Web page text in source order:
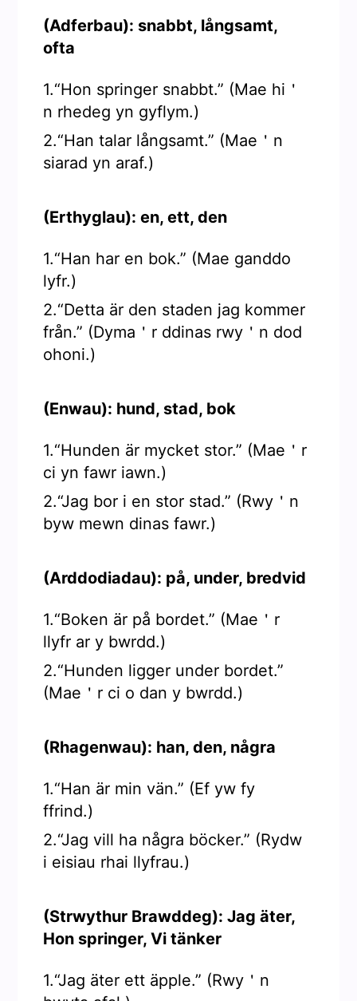
(Adferbau): snabbt, långsamt,
ofta
1.“Hon springer snabbt.” (Mae hi＇
n rhedeg yn gyflym.)
2.“Han talar långsamt.” (Mae＇n
siarad yn araf.)
(Erthyglau): en, ett, den
1.“Han har en bok.” (Mae ganddo
lyfr.)
2.“Detta är den staden jag kommer
från.” (Dyma＇r ddinas rwy＇n dod
ohoni.)
(Enwau): hund, stad, bok
1.“Hunden är mycket stor.” (Mae＇r
ci yn fawr iawn.)
2.“Jag bor i en stor stad.” (Rwy＇n
byw mewn dinas fawr.)
(Arddodiadau): på, under, bredvid
1.“Boken är på bordet.” (Mae＇r
llyfr ar y bwrdd.)
2.“Hunden ligger under bordet.”
(Mae＇r ci o dan y bwrdd.)
(Rhagenwau): han, den, några
1.“Han är min vän.” (Ef yw fy
ffrind.)
2.“Jag vill ha några böcker.” (Rydw
i eisiau rhai llyfrau.)
(Strwythur Brawddeg): Jag äter,
Hon springer, Vi tänker
1.“Jag äter ett äpple.” (Rwy＇n